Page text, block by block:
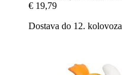
€ 19,79
Dostava do 12. kolovoza